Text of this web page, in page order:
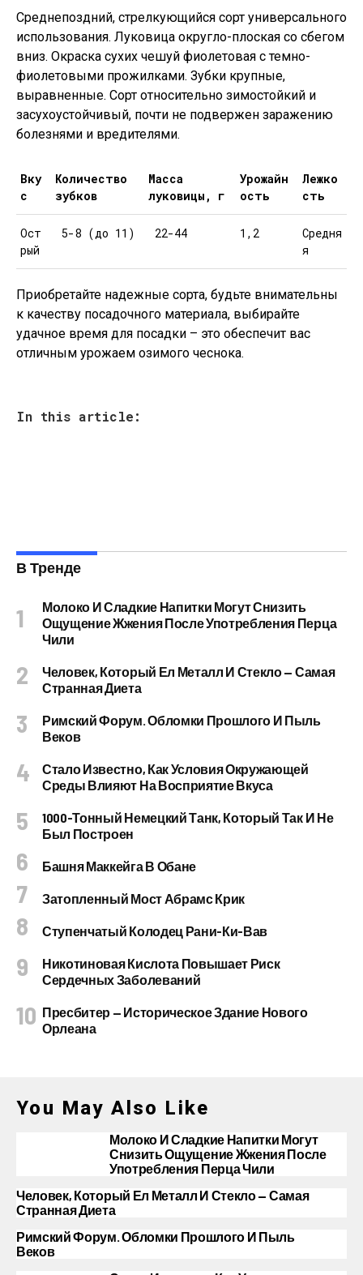
Среднепоздний, стрелкующийся сорт универсального
использования. Луковица округло-плоская со сбегом
вниз. Окраска сухих чешуй фиолетовая с темно-
фиолетовыми прожилками. Зубки крупные,
выравненные. Сорт относительно зимостойкий и
засухоустойчивый, почти не подвержен заражению
болезнями и вредителями.
Вку
с
Количество
зубков
Масса
луковицы, г
Урожайн
ость
Лежко
сть
Ост
рый
5-8 (до 11) 22-44 1,2
Средня
я
Приобретайте надежные сорта, будьте внимательны
к качеству посадочного материала, выбирайте
удачное время для посадки – это обеспечит вас
отличным урожаем озимого чеснока.
In this article:
В Тренде
Молоко И Сладкие Напитки Могут Снизить
Ощущение Жжения После Употребления Перца
Чили
Человек, Который Ел Металл И Стекло — Самая
Странная Диета
Римский Форум. Обломки Прошлого И Пыль
Веков
Стало Известно, Как Условия Окружающей
Среды Влияют На Восприятие Вкуса
1000-Тонный Немецкий Танк, Который Так И Не
Был Построен
Башня Маккейга В Обане
Затопленный Мост Абрамс Крик
Ступенчатый Колодец Рани-Ки-Вав
Никотиновая Кислота Повышает Риск
Сердечных Заболеваний
Пресбитер — Историческое Здание Нового
Орлеана
You May Also Like
Молоко И Сладкие Напитки Могут
Снизить Ощущение Жжения После
Употребления Перца Чили
Человек, Который Ел Металл И Стекло — Самая
Странная Диета
Римский Форум. Обломки Прошлого И Пыль
Веков